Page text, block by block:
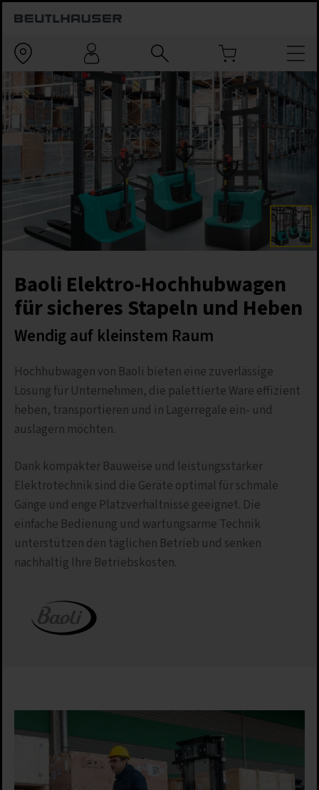
Baoli Elektro-Hochhubwagen
für sicheres Stapeln und Heben
Wendig auf kleinstem Raum
Hochhubwagen von Baoli bieten eine zuverlässige
Lösung für Unternehmen, die palettierte Ware effizient
heben, transportieren und in Lagerregale ein- und
auslagern möchten.
Dank kompakter Bauweise und leistungsstarker
Elektrotechnik sind die Geräte optimal für schmale
Gänge und enge Platzverhältnisse geeignet. Die
einfache Bedienung und wartungsarme Technik
unterstützen den täglichen Betrieb und senken
nachhaltig Ihre Betriebskosten.